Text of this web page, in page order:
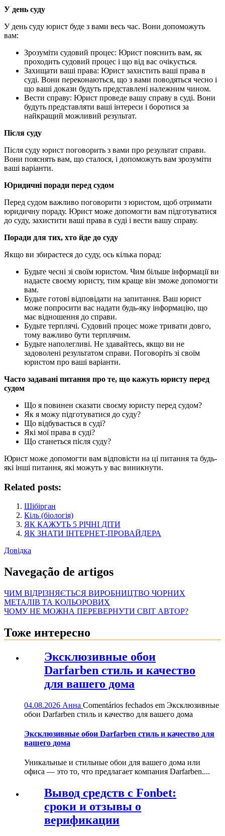
У день суду
У день суду юрист буде з вами весь час. Вони допоможуть
вам:
Зрозуміти судовий процес: Юрист пояснить вам, як
проходить судовий процес і що від вас очікується.
Захищати ваші права: Юрист захистить ваші права в
суді. Вони переконаються, що з вами поводяться чесно і
що ваші докази будуть представлені належним чином.
Вести справу: Юрист проведе вашу справу в суді. Вони
будуть представляти ваші інтереси і боротися за
найкращий можливий результат.
Після суду
Після суду юрист поговорить з вами про результат справи.
Вони пояснять вам, що сталося, і допоможуть вам зрозуміти
ваші варіанти.
Юридичні поради перед судом
Перед судом важливо поговорити з юристом, щоб отримати
юридичну пораду. Юрист може допомогти вам підготуватися
до суду, захистити ваші права в суді і вести вашу справу.
Поради для тих, хто йде до суду
Якщо ви збираєтеся до суду, ось кілька порад:
Будьте чесні зі своїм юристом. Чим більше інформації ви
надаєте своєму юристу, тим краще він зможе допомогти
вам.
Будьте готові відповідати на запитання. Ваш юрист
може попросити вас надати будь-яку інформацію, що
має відношення до справи.
Будьте терплячі. Судовий процес може тривати довго,
тому важливо бути терплячим.
Будьте наполегливі. Не здавайтесь, якщо ви не
задоволені результатом справи. Поговоріть зі своїм
юристом про ваші варіанти.
Часто задавані питання про те, що кажуть юристу перед
судом
Що я повинен сказати своєму юристу перед судом?
Як я можу підготуватися до суду?
Що відбувається в суді?
Які мої права в суді?
Що станеться після суду?
Юрист може допомогти вам відповісти на ці питання та будь-
які інші питання, які можуть у вас виникнути.
Related posts:
Шібірган
Кіль (біологія)
ЯК КАЖУТЬ 5 РІЧНІ ДІТИ
ЯК ЗНАТИ ІНТЕРНЕТ-ПРОВАЙДЕРА
Довідка
Navegação de artigos
ЧИМ ВІДРІЗНЯЄТЬСЯ ВИРОБНИЦТВО ЧОРНИХ
МЕТАЛІВ ТА КОЛЬОРОВИХ
ЧОМУ НЕ МОЖНА ПЕРЕВЕРНУТИ СВІТ АВТОР?
Тоже интересно
Эксклюзивные обои
Darfarben стиль и качество
для вашего дома
04.08.2026 Анна Comentários fechados em Эксклюзивные
обои Darfarben стиль и качество для вашего дома
Эксклюзивные обои Darfarben стиль и качество для
вашего дома
Уникальные и стильные обои для вашего дома или
офиса — это то, что предлагает компания Darfarben....
Вывод средств с Fonbet:
сроки и отзывы о
верификации